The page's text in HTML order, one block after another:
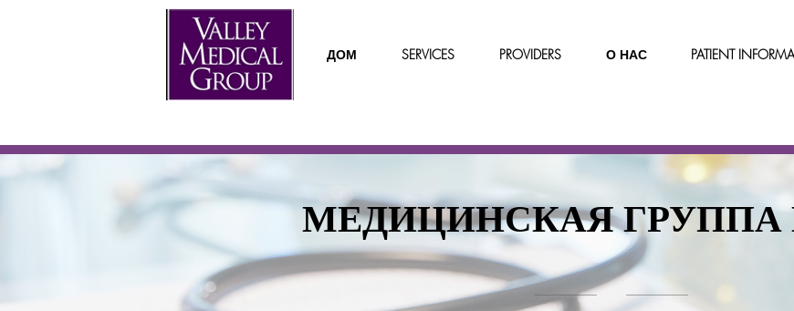
ДОМ SERVICES PROVIDERS О НАС PATIENT
МЕДИЦИНСКАЯ ГРУППА